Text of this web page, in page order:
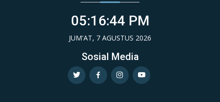
05:16:46 PM
JUM'AT, 7 AGUSTUS 2026
Sosial Media